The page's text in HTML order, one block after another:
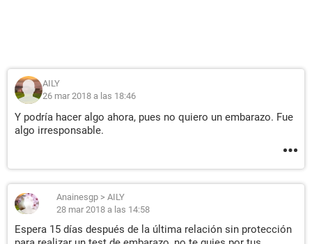
AILY
26 mar 2018 a las 18:46
Y podría hacer algo ahora, pues no quiero un embarazo. Fue
algo irresponsable.
Anainesgp > AILY
28 mar 2018 a las 14:58
Espera 15 días después de la última relación sin protección